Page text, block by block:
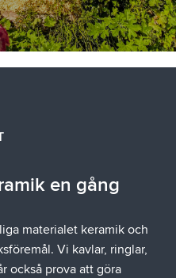
en gång
materialet keramik och
Vi kavlar, ringlar,
också prova att göra